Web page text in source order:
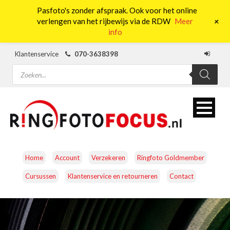
Klantenservice
070-3638398
Producten
zoeken
Home Account Verzekeren Ringfoto Goldmember
Cursussen Klantenservice en retourneren Contact
CAMERA’S OBJECTIEVEN ACCESSOIRES
Pasfoto's zonder afspraak. Ook voor het online
verlengen van het rijbewijs via de RDW Meer
info
+